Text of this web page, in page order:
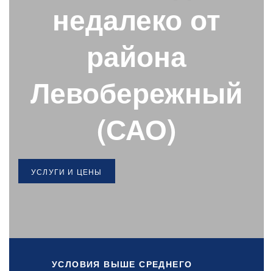
недалеко от
района
Левобережный
(САО)
УСЛУГИ И ЦЕНЫ
УСЛОВИЯ ВЫШЕ СРЕДНЕГО